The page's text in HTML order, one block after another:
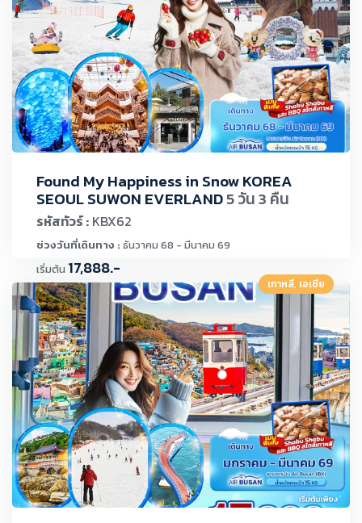
Found My Happiness in Snow KOREA
SEOUL SUWON EVERLAND5 วัน 3 คืน
รหัสทัวร์ : KBX62
ช่วงวันที่เดินทาง : ธันวาคม 68 - มีนาคม 69
เริ่มต้น 17,888.-
เกาหลี, เอเชีย